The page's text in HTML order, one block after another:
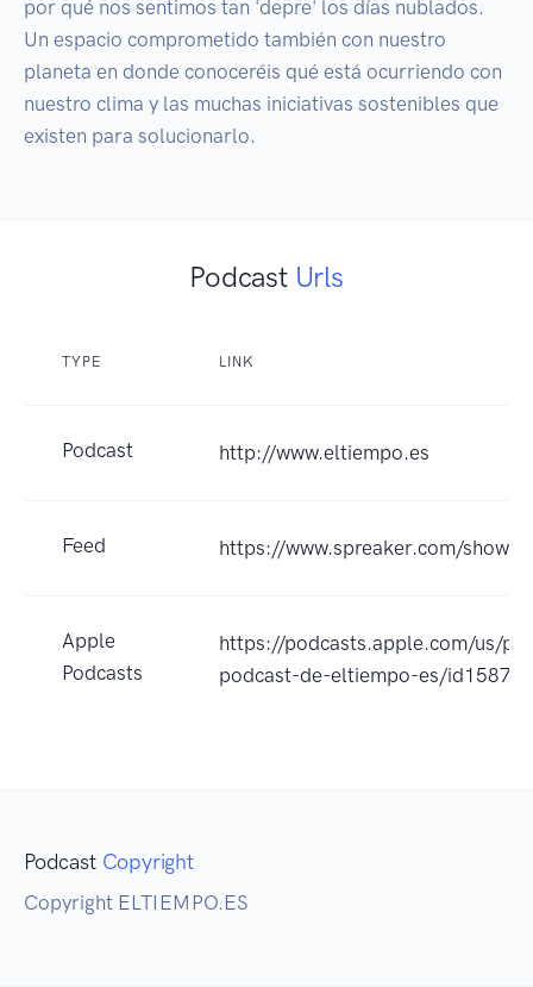
por qué nos sentimos tan 'depre' los días nublados.
Un espacio comprometido también con nuestro
planeta en donde conoceréis qué está ocurriendo con
nuestro clima y las muchas iniciativas sostenibles que
existen para solucionarlo.
Podcast Urls
TYPE LINK
Podcast http://www.eltiempo.es
Feed https://www.spreaker.com/show/
Apple
Podcasts
https://podcasts.apple.com/us/
podcast-de-eltiempo-es/
Podcast Copyright
Copyright ELTIEMPO.ES